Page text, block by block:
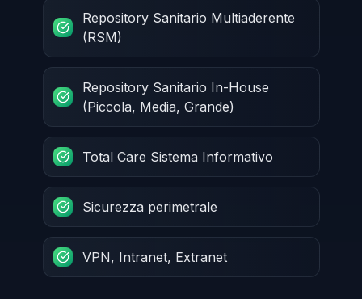
Repository Sanitario Multiaderente
(RSM)
Repository Sanitario In-House
(Piccola, Media, Grande)
Total Care Sistema Informativo
Sicurezza perimetrale
VPN, Intranet, Extranet